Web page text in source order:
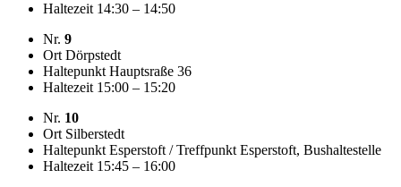
Haltezeit 14:30 – 14:50
Nr. 9
Ort Dörpstedt
Haltepunkt Hauptsraße 36
Haltezeit 15:00 – 15:20
Nr. 10
Ort Silberstedt
Haltepunkt Esperstoft / Treffpunkt Esperstoft, Bushaltestelle
Haltezeit 15:45 – 16:00